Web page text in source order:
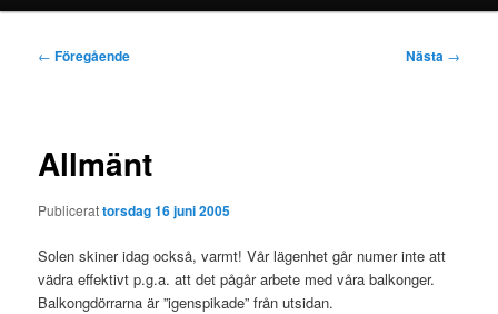
Inläggsnavigering
← Föregående Nästa →
Allmänt
Publicerattorsdag 16 juni 2005
Solen skiner idag också, varmt! Vår lägenhet går numer inte att
vädra effektivt p.g.a. att det pågår arbete med våra balkonger.
Balkongdörrarna är ”igenspikade” från utsidan.